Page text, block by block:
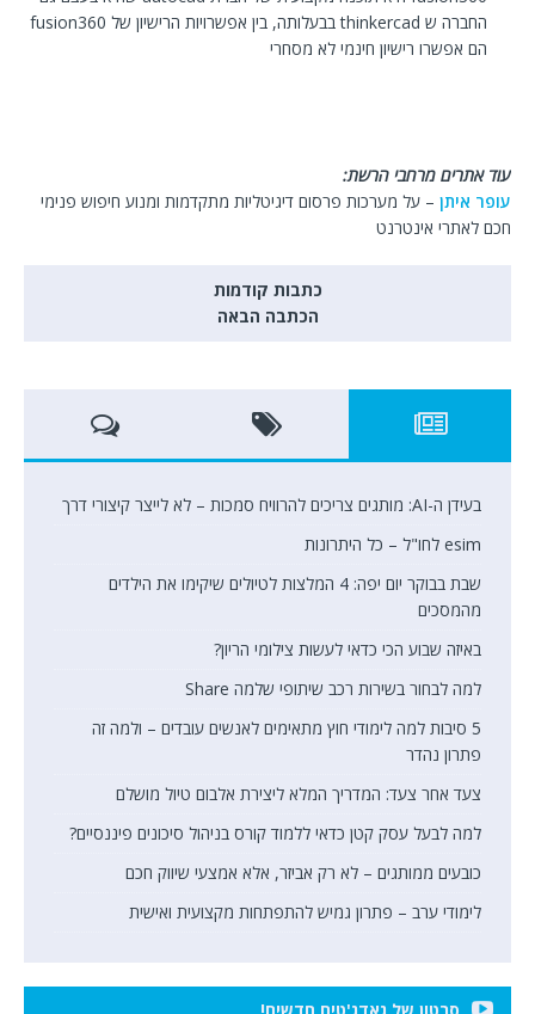
החברה ש thinkercad בבעלותה, בין אפשרויות הרישיון של fusion360
הם אפשרו רישיון חינמי לא מסחרי
עוד אתרים מרחבי הרשת:
עופר איתן – על מערכות פרסום דיגיטליות מתקדמות ומנוע חיפוש פנימי
חכם לאתרי אינטרנט
כתבות קודמות
הכתבה הבאה
בעידן ה-AI: מותגים צריכים להרוויח סמכות – לא לייצר קיצורי דרך
esim לחו"ל – כל היתרונות
שבת בבוקר יום יפה: 4 המלצות לטיולים שיקימו את הילדים
מהמסכים
באיזה שבוע הכי כדאי לעשות צילומי הריון?
למה לבחור בשירות רכב שיתופי שלמה Share
5 סיבות למה לימודי חוץ מתאימים לאנשים עובדים – ולמה זה
פתרון נהדר
צעד אחר צעד: המדריך המלא ליצירת אלבום טיול מושלם
למה לבעל עסק קטן כדאי ללמוד קורס בניהול סיכונים פיננסיים?
כובעים ממותגים – לא רק אביזר, אלא אמצעי שיווק חכם
לימודי ערב – פתרון גמיש להתפתחות מקצועית ואישית